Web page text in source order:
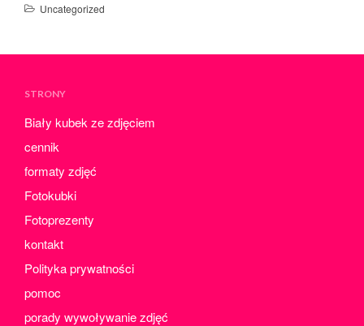
Uncategorized
STRONY
Biały kubek ze zdjęciem
cennik
formaty zdjęć
Fotokubki
Fotoprezenty
kontakt
Polityka prywatności
pomoc
porady wywoływanie zdjęć